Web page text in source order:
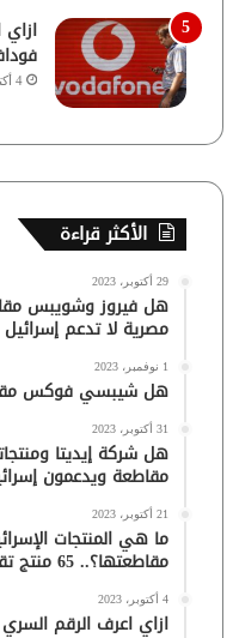
4 أكتوبر، 2023
الأكثر قراءة
29 أكتوبر، 2023
هل فيروز وشويبس
مصرية لا تدعم
1 نوفمبر، 2023
هل شيبسي فوكس
31 أكتوبر، 2023
هل شركة إيديتا
مقاطعة ويدعمون
21 أكتوبر، 2023
ما هي المنتجات
مقاطعتها؟.. 65 منتج تقدر تستغنى عنهم
4 أكتوبر، 2023
ازاي اعرف الرقم